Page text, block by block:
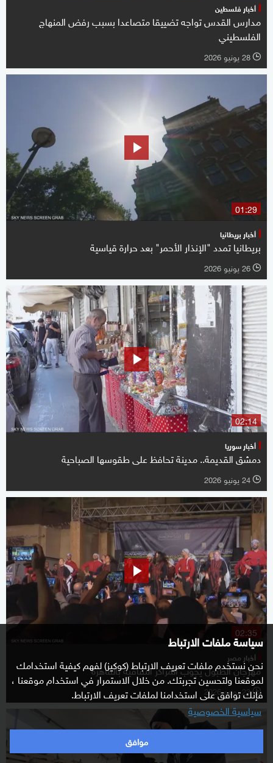
سياسة ملفات الارتباط
نحن نستخدم ملفات تعريف الارتباط (كوكيز) لفهم كيفية استخدامك
لموقعنا ولتحسين تجربتك. من خلال الاستمرار في استخدام موقعنا ،
فإنك توافق على استخدامنا لملفات تعريف الارتباط.
سياسية الخصوصية
موافق
أخبار فلسطين
مدارس القدس تواجه تضييقا متصاعدا بسبب رفض المنهاج
الفلسطيني
l 28 يونيو 2026
01:29
أخبار بريطانيا
بريطانيا تمدد "الإنذار الأحمر" بعد حرارة قياسية
l 26 يونيو 2026
02:14
أخبار سوريا
دمشق القديمة.. مدينة تحافظ على طقوسها الصباحية
l 24 يونيو 2026
02:35
أخبار مصر
مهرجان الطبول يجوب المراكز الثقافية بالقاهرة
l 23 يونيو 2026